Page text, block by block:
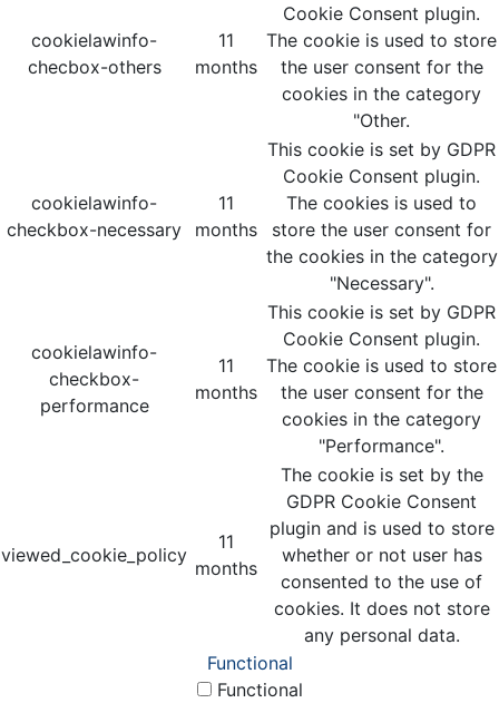
cookielawinfo-
checbox-others
11
months
Cookie Consent plugin.
The cookie is used to store
the user consent for the
cookies in the category
"Other.
cookielawinfo-
checkbox-necessary
11
months
This cookie is set by GDPR
Cookie Consent plugin.
The cookies is used to
store the user consent for
the cookies in the category
"Necessary".
cookielawinfo-
checkbox-
performance
11
months
This cookie is set by GDPR
Cookie Consent plugin.
The cookie is used to store
the user consent for the
cookies in the category
"Performance".
viewed_cookie_policy
11
months
The cookie is set by the
GDPR Cookie Consent
plugin and is used to store
whether or not user has
consented to the use of
cookies. It does not store
any personal data.
Functional
Functional